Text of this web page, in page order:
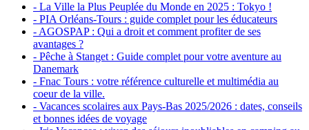
- La Ville la Plus Peuplée du Monde en 2025 : Tokyo !
- PIA Orléans-Tours : guide complet pour les éducateurs
- AGOSPAP : Qui a droit et comment profiter de ses
avantages ?
- Pêche à Stanget : Guide complet pour votre aventure au
Danemark
- Fnac Tours : votre référence culturelle et multimédia au
coeur de la ville.
- Vacances scolaires aux Pays-Bas 2025/2026 : dates, conseils
et bonnes idées de voyage